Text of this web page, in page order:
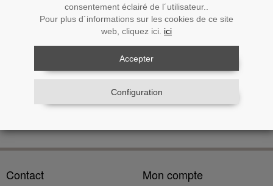
consentement éclairé de l´utilisateur..
Pour plus d´informations sur les cookies de ce site
web, cliquez ici. ici
Accepter
Configuration
Prix unitaire Quantité Total
Aucun produit trouvé
Retour à
Contact Mon compte